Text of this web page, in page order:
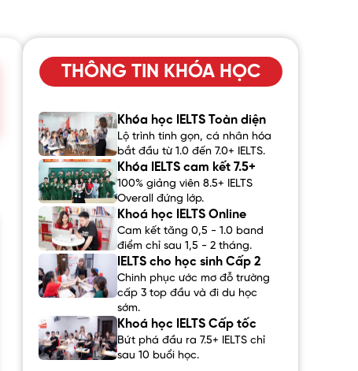
THÔNG TIN KHÓA HỌC
Khóa học IELTS Toàn diện
Lộ trình tinh gọn, cá nhân hóa
bắt đầu từ 1.0 đến 7.0+ IELTS.
Khóa IELTS cam kết 7.5+
100% giảng viên 8.5+ IELTS
Overall đứng lớp.
Khoá học IELTS Online
Cam kết tăng 0,5 - 1.0 band
điểm chỉ sau 1,5 - 2 tháng.
IELTS cho học sinh Cấp 2
Chinh phục ước mơ đỗ trường
cấp 3 top đầu và đi du học
sớm.
Khoá học IELTS Cấp tốc
Bứt phá đầu ra 7.5+ IELTS chỉ
sau 10 buổi học.